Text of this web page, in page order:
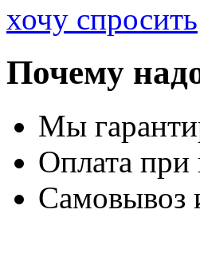
хочу спросить
Почему
Мы
Оплата при
Самовывоз